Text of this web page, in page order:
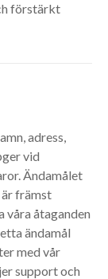
förstärkt
adress,
vid
Ändamålet
främst
våra åtaganden
ändamål
med vår
support och